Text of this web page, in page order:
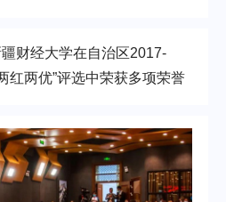
疆财经大学在自治区2017-
红两优”评选中荣获多项荣誉